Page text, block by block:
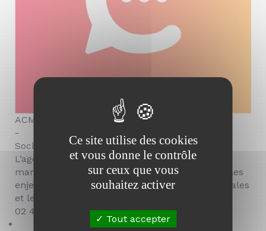
ACM
-
Social Media Manager
L’agence ACM, experte en community
management et marketing digital, partage sur les
enjeux des réseaux sociaux, les stratégies digitales
et les tendances du secteur.
02 41 23 82 32
Ce site utilise des cookies
et vous donne le contrôle
sur ceux que vous
souhaitez activer
Tout accepter